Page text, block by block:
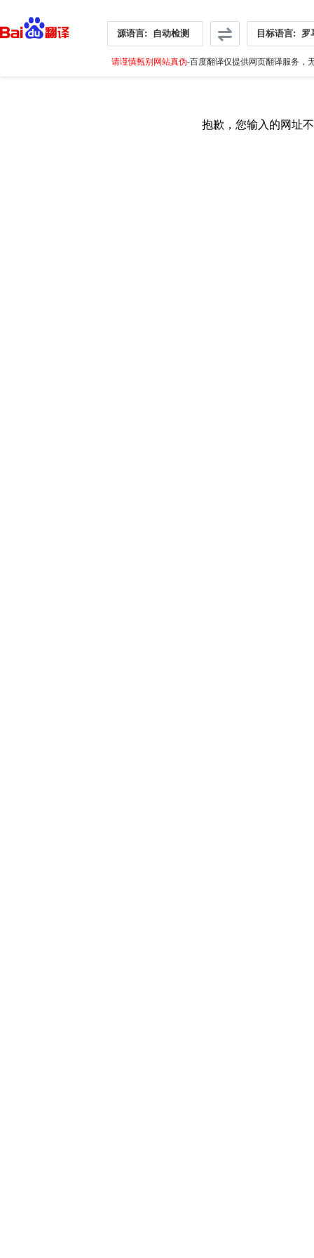
源语言: 自动检测 目标语言: 罗
请谨慎甄别网站真伪-百度翻译仅提供网页翻译服务，